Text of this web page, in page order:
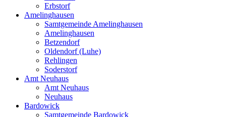
Erbstorf
Amelinghausen
Samtgemeinde Amelinghausen
Amelinghausen
Betzendorf
Oldendorf (Luhe)
Rehlingen
Soderstorf
Amt Neuhaus
Amt Neuhaus
Neuhaus
Bardowick
Samtgemeinde Bardowick